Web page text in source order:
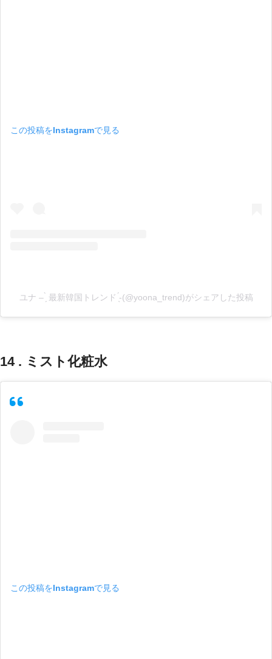
この投稿をInstagramで見る
ユナ – ̗̀ 最新韓国トレンド ̖́-(@yoona_trend)がシェアした投稿
14 . ミスト化粧水
この投稿をInstagramで見る